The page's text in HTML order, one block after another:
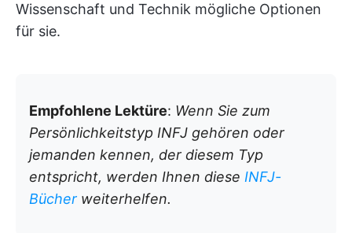
Wissenschaft und Technik mögliche Optionen
für sie.
Empfohlene Lektüre: Wenn Sie zum
Persönlichkeitstyp INFJ gehören oder
jemanden kennen, der diesem Typ
entspricht, werden Ihnen diese INFJ-
Bücher weiterhelfen.